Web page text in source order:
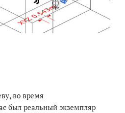
во время
был реальный экземпляр